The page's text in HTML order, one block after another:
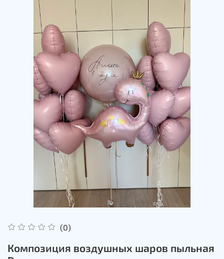
(0)
Композиция воздушных шаров пыльная